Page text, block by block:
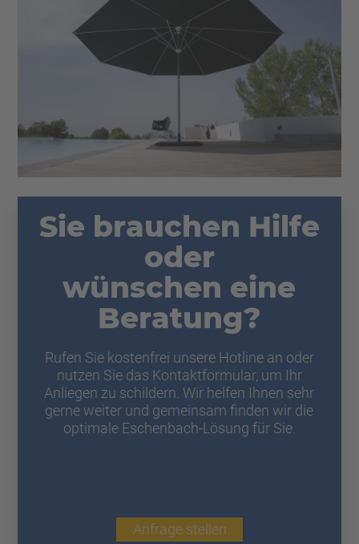
Sie brauchen Hilfe
oder
wünschen eine
Beratung?
Rufen Sie kostenfrei unsere Hotline an oder
nutzen Sie das Kontaktformular, um Ihr
Anliegen zu schildern. Wir helfen Ihnen sehr
gerne weiter und gemeinsam finden wir die
optimale Eschenbach-Lösung für Sie.
Anfrage stellen